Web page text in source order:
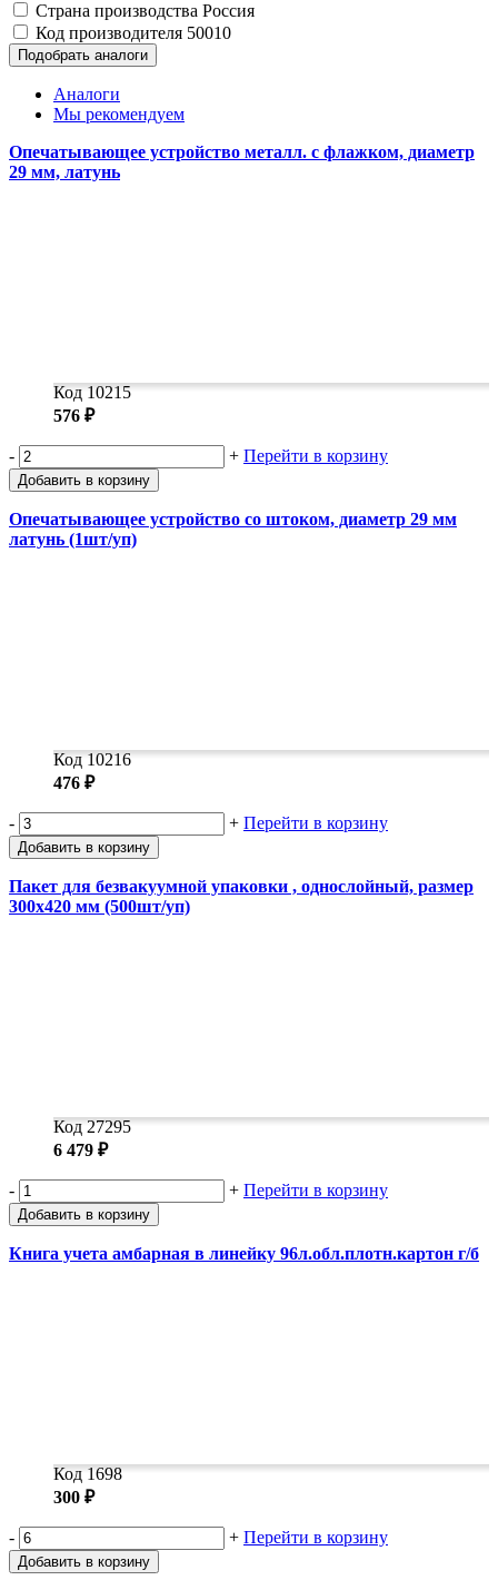
Замки прочие
Ящики для инструментов
Все товары раздела
Страна производства Россия
Код производителя 50010
Подобрать аналоги
Аналоги
Мы рекомендуем
Опечатывающее устройство металл. с флажком, диаметр
29 мм, латунь
Код 10215
576 ₽
- + Перейти в корзину
Добавить в корзину
Опечатывающее устройство со штоком, диаметр 29 мм
латунь (1шт/уп)
Код 10216
476 ₽
- + Перейти в корзину
Добавить в корзину
Пакет для безвакуумной упаковки , однослойный, размер
300x420 мм (500шт/уп)
Код 27295
6 479 ₽
- + Перейти в корзину
Добавить в корзину
Книга учета амбарная в линейку 96л.обл.плотн.картон г/б
Код 1698
300 ₽
- + Перейти в корзину
Добавить в корзину